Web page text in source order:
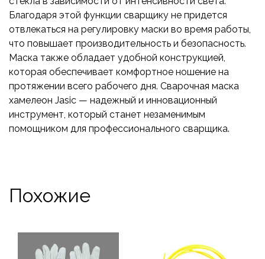
Благодаря этой функции сварщику не придется
отвлекаться на регулировку маски во время работы,
что повышает производительность и безопасность.
Маска также обладает удобной конструкцией,
которая обеспечивает комфортное ношение на
протяжении всего рабочего дня. Сварочная маска
хамелеон Jasic — надежный и инновационный
инструмент, который станет незаменимым
помощником для профессионального сварщика.
Похожие